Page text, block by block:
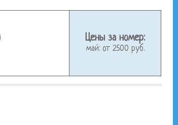
Цены за номер:
май: от 2500 руб.